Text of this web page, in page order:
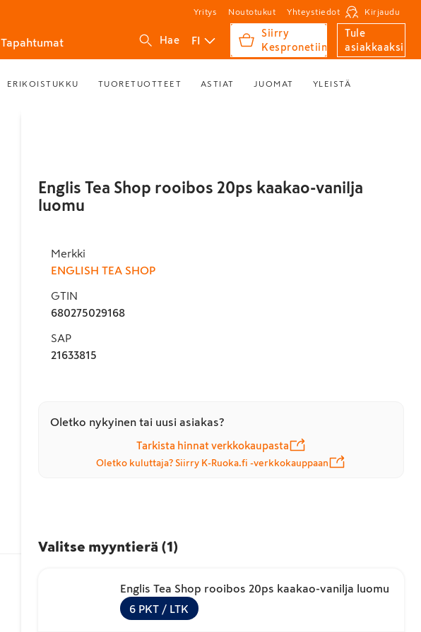
Yritys Noutotukut Yhteystiedot Kirjaudu
Tapahtumat Hae FI
Siirry
Kespronetiin
Tule
asiakkaaksi
ERIKOISTUKKU TUORETUOTTEET ASTIAT JUOMAT YLEISTÄ
Englis Tea Shop rooibos 20ps kaakao-vanilja
luomu
Merkki
ENGLISH TEA SHOP
GTIN
680275029168
SAP
21633815
Oletko nykyinen tai uusi asiakas?
Tarkista hinnat verkkokaupasta
Oletko kuluttaja? Siirry K-Ruoka.fi -verkkokauppaan
Valitse myyntierä (1 )
Englis Tea Shop rooibos 20ps kaakao-vanilja luomu
6 PKT / LTK